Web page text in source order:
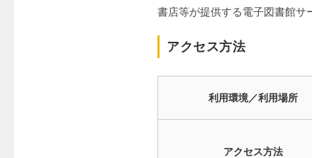
書店等が提供する電子図書館サ
アクセス方法
利用環境／利用場所
アクセス方法